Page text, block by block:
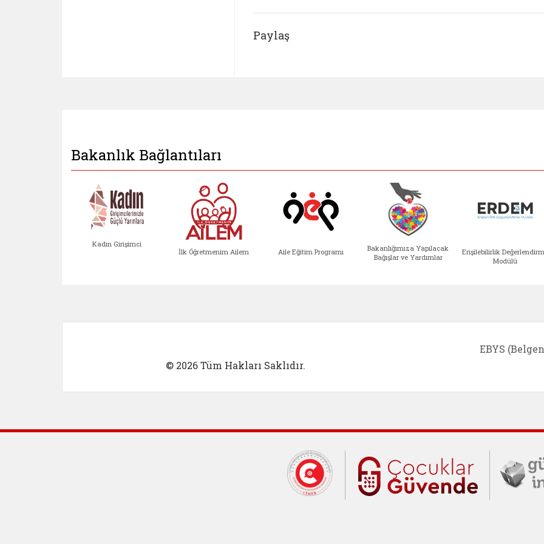
Paylaş
Bakanlık Bağlantıları
Kadın Girişimci
İlk Öğretmenim Ailem Aile Eğitim Programı
Bakanlığımıza Yapılacak
Bağışlar ve Yardımlar
Erişilebilirlik
Modülü
© 2026 Tüm Hakları Saklıdır.
EBYS
Cumhurbaşkanlığı İletişim Merkezi
Çocuklar